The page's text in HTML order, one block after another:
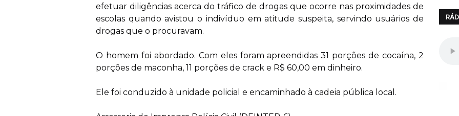
efetuar diligências acerca do tráfico de drogas que ocorre nas proximidades de
escolas quando avistou o indivíduo em atitude suspeita, servindo usuários de
drogas que o procuravam.
O homem foi abordado. Com eles foram apreendidas 31 porções de cocaína, 2
porções de maconha, 11 porções de crack e R$ 60,00 em dinheiro.
Ele foi conduzido à unidade policial e encaminhado à cadeia pública local.